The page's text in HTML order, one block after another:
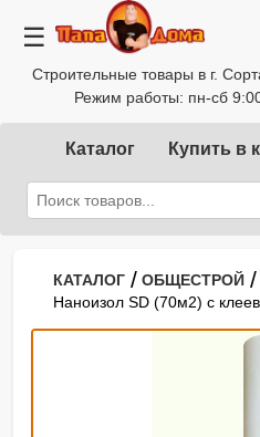
☰
Строительные товары в г.
Режим работы: пн-сб
Каталог Купить в
КАТАЛОГ / ОБЩЕСТРОЙ /
Наноизол SD (70м2) с